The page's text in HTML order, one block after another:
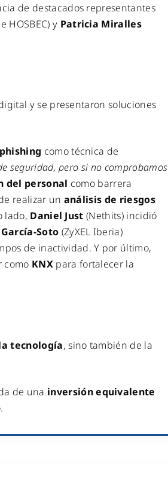
de destacados representantes
HOSBEC) y Patricia Miralles
y se presentaron soluciones
phishing como técnica de
seguridad, pero si no comprobamos
del personal como barrera
realizar un análisis de riesgos
lado, Daniel Just (Nethits) incidió
Soto (ZyXEL Iberia)
de inactividad. Y por último,
como KNXpara fortalecer la
tecnología, sino también de la
de una inversión equivalente